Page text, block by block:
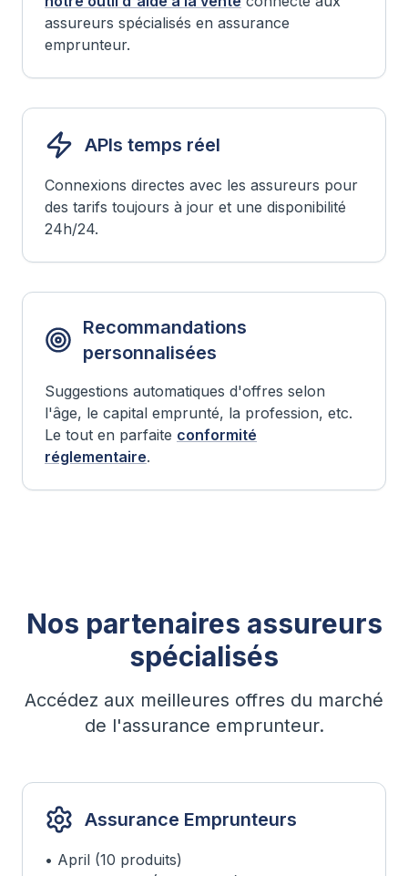
assureurs spécialisés en assurance
emprunteur.
APIs temps réel
Connexions directes avec les assureurs pour
des tarifs toujours à jour et une disponibilité
24h/24.
Recommandations
personnalisées
Suggestions automatiques d'offres selon
l'âge, le capital emprunté, la profession, etc.
Le tout en parfaite conformité
réglementaire.
Nos partenaires assureurs
spécialisés
Accédez aux meilleures offres du marché
de l'assurance emprunteur.
Assurance Emprunteurs
• April (10 produits)